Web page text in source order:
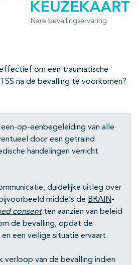
Nare bevallingservaring
om een traumatische
na de bevalling te voorkomen?
op-eenbegeleiding van alle
door een getraind
handelingen verricht
duidelijke uitleg over
middels de BRAIN-
consentten aanzien van beleid
de bevalling, opdat de
een veilige situatie ervaart.
verloop van de bevalling indien